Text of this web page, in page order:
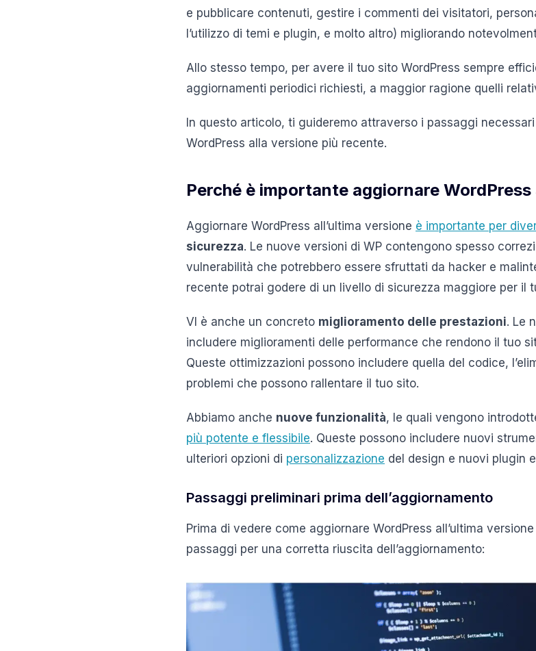
e pubblicare contenuti, gestire i commenti dei visitatori,
l’utilizzo di temi e plugin, e molto altro) migliorando
Allo stesso tempo, per avere il tuo sito WordPress sempre
aggiornamenti periodici richiesti, a maggior ragione quelli
In questo articolo, ti guideremo attraverso i passaggi
WordPress alla versione più recente.
Perché è importante aggiornare
Aggiornare WordPress all’ultima versione è importante per
sicurezza. Le nuove versioni di WP contengono spesso
vulnerabilità che potrebbero essere sfruttati da hacker e
recente potrai godere di un livello di sicurezza maggiore per il
VI è anche un concreto miglioramento delle prestazioni. Le
includere miglioramenti delle performance che rendono il tuo
Queste ottimizzazioni possono includere quella del codice,
problemi che possono rallentare il tuo sito.
Abbiamo anche nuove funzionalità, le quali vengono
più potente e flessibile. Queste possono includere nuovi
ulteriori opzioni di personalizzazione del design e nuovi plugin
Passaggi preliminari prima dell’aggiornamento
Prima di vedere come aggiornare WordPress all’ultima
passaggi per una corretta riuscita dell’aggiornamento: